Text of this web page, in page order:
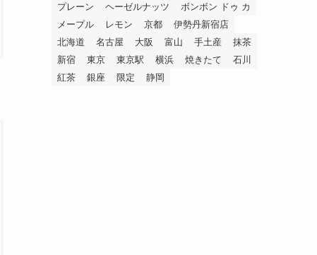
プレーン
ヘーゼルナッツ
ボンボン ドゥ カ
メープル
レモン 京都
伊勢丹新宿店
北海道
名古屋 大阪 富山 手土産
抹茶
新宿
東京 東京駅 横浜 焼きたて
石川
紅茶
銀座 限定 静岡